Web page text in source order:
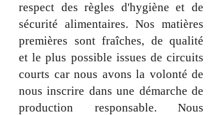
respect des règles d'hygiène et de
sécurité alimentaires. Nos matières
premières sont fraîches, de qualité
et le plus possible issues de circuits
courts car nous avons la volonté de
nous inscrire dans une démarche de
production responsable. Nous